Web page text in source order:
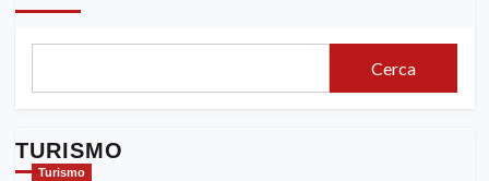
Cerca
TURISMO
Turismo